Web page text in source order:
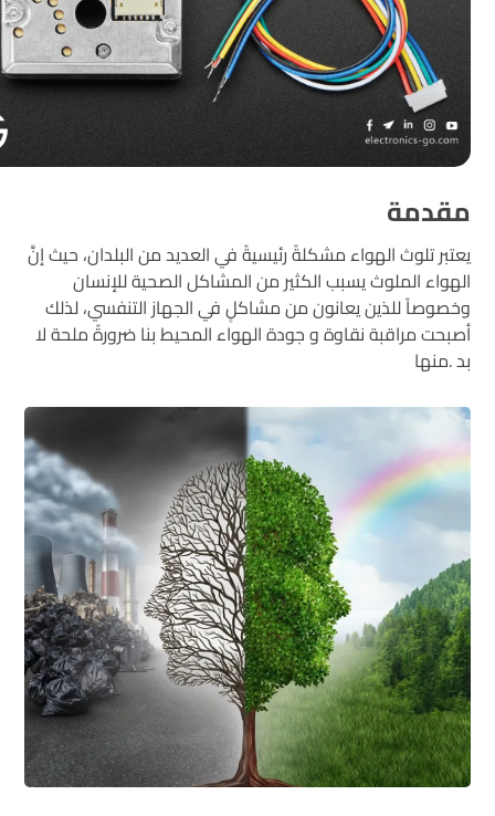
مقدمة
يعتبر تلوث الهواء مشكلةً رئيسيةً في العديد من البلدان، حيث إنَّ
الهواء الملوث يسبب الكثير من المشاكل الصحية للإنسان
وخصوصاً للذين يعانون من مشاكلٍ في الجهاز التنفسي، لذلك
أصبحت مراقبة نقاوة و جودة الهواء المحيط بنا ضرورةً ملحة لا
بد .منها